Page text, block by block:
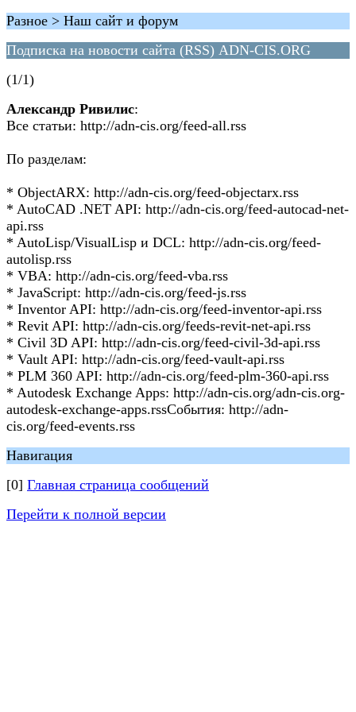
Разное > Наш сайт и форум
Подписка на новости сайта (RSS) ADN-CIS.ORG
(1/1)
Александр Ривилис:
Все статьи: http://adn-cis.org/feed-all.rss
По разделам:
* ObjectARX: http://adn-cis.org/feed-objectarx.rss
* AutoCAD .NET API: http://adn-cis.org/feed-autocad-net-
api.rss
* AutoLisp/VisualLisp и DCL: http://adn-cis.org/feed-
autolisp.rss
* VBA: http://adn-cis.org/feed-vba.rss
* JavaScript: http://adn-cis.org/feed-js.rss
* Inventor API: http://adn-cis.org/feed-inventor-api.rss
* Revit API: http://adn-cis.org/feeds-revit-net-api.rss
* Civil 3D API: http://adn-cis.org/feed-civil-3d-api.rss
* Vault API: http://adn-cis.org/feed-vault-api.rss
* PLM 360 API: http://adn-cis.org/feed-plm-360-api.rss
* Autodesk Exchange Apps: http://adn-cis.org/adn-cis.org-
autodesk-exchange-apps.rssСобытия: http://adn-
cis.org/feed-events.rss
Навигация
[0] Главная страница сообщений
Перейти к полной версии